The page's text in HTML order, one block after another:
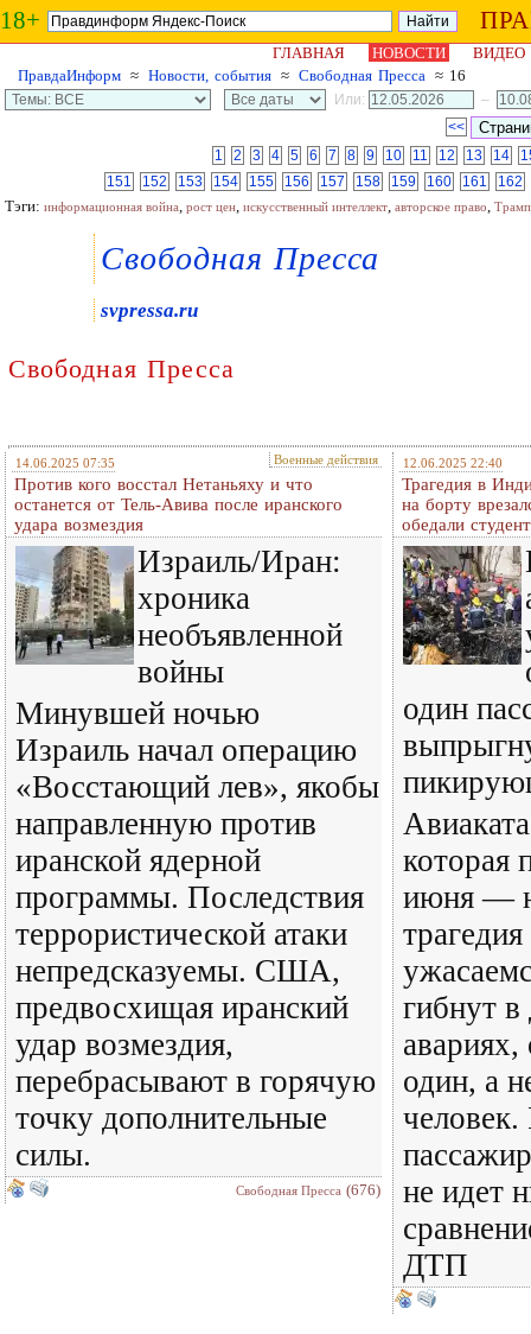
18+
ГЛАВНАЯ НОВОСТИ
ВИДЕО
ПравдаИнформ ≈ Новости, события ≈ Свободная Пресса ≈ 16
Или:
–
<<
1
2 3 4 5 6 7 8 9 10 11 12 13 14
151
152 153 154 155 156 157 158 159 160 161 162
Тэги: информационная война, рост цен, искусственный интеллект, авторское право, Трамп
Свободная Пресса
svpressa.ru
Свободная Пресса
14.06.2025 07:35 Военные действия
Против кого восстал Нетаньяху и что
останется от Тель-Авива после иранского
удара возмездия
Израиль/Иран:
хроника
необъявленной
войны
Минувшей ночью
Израиль начал операцию
«Восстающий лев», якобы
направленную против
иранской ядерной
программы. Последствия
террористической атаки
непредсказуемы. США,
предвосхищая иранский
удар возмездия,
перебрасывают в горячую
точку дополнительные
силы.
Свободная Пресса (676)
12.06.2025 22:40
Трагедия в
на борту
обедали
один
которая
июня —
гибнут
авариях,
один, а
не идет
ДТП